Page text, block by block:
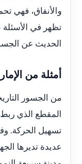
والأنفاق، فهي
تظهر في
الحديث عن
أمثلة من
من الجسور
المقطع الذي
تسهيل الحركة.
عديدة تديرها